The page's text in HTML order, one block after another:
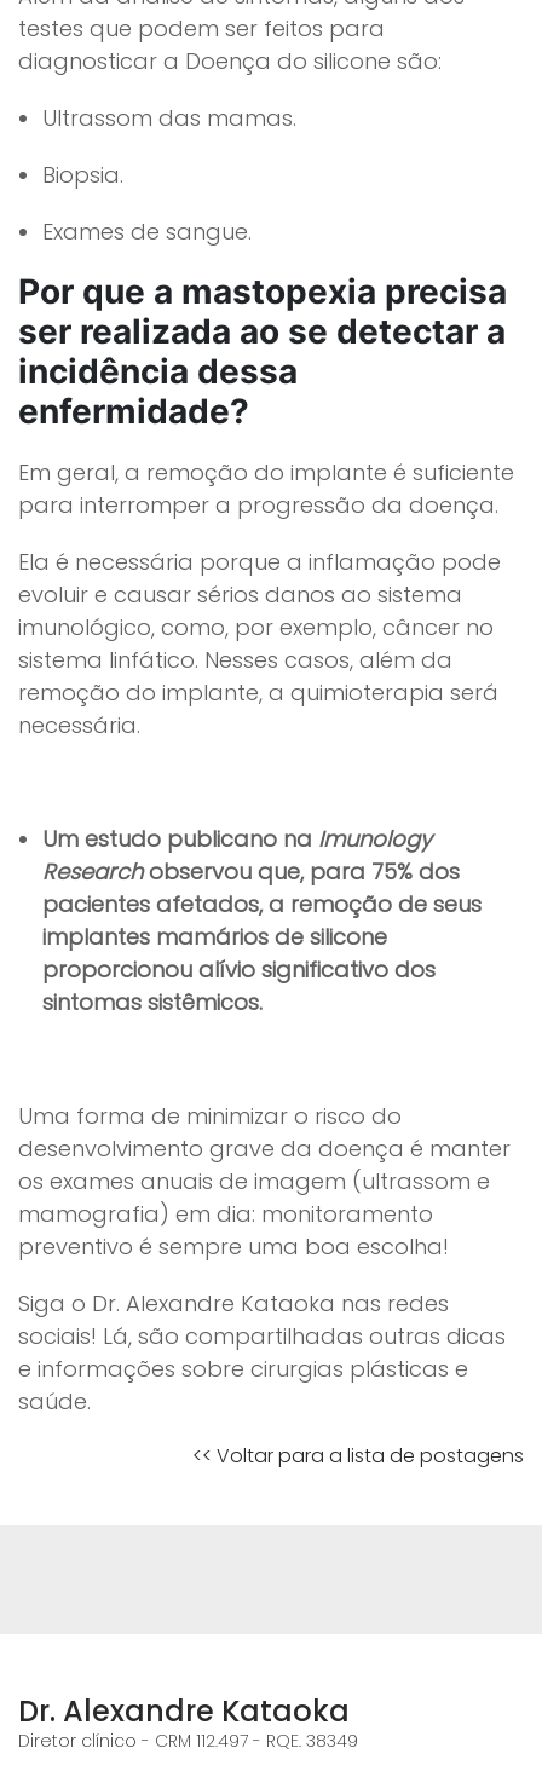
testes que podem ser feitos para
diagnosticar a Doença do silicone são:
Ultrassom das mamas.
Biopsia.
Exames de sangue.
Por que a mastopexia precisa
ser realizada ao se detectar a
incidência dessa
enfermidade?
Em geral, a remoção do implante é suficiente
para interromper a progressão da doença.
Ela é necessária porque a inflamação pode
evoluir e causar sérios danos ao sistema
imunológico, como, por exemplo, câncer no
sistema linfático. Nesses casos, além da
remoção do implante, a quimioterapia será
necessária.
Um estudo publicano na Imunology
Researchobservou que, para 75% dos
pacientes afetados, a remoção de seus
implantes mamários de silicone
proporcionou alívio significativo dos
sintomas sistêmicos.
Uma forma de minimizar o risco do
desenvolvimento grave da doença é manter
os exames anuais de imagem (ultrassom e
mamografia) em dia: monitoramento
preventivo é sempre uma boa escolha!
Siga o Dr. Alexandre Kataoka nas redes
sociais! Lá, são compartilhadas outras dicas
e informações sobre cirurgias plásticas e
saúde.
<< Voltar para a lista de postagens
Dr. Alexandre Kataoka
Diretor clínico - CRM 112.497 - RQE. 38349